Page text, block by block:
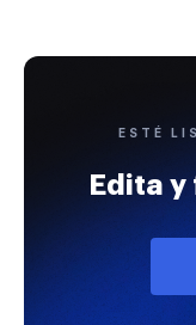
ESTÉ
Edita y